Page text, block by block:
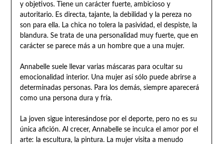
y objetivos. Tiene un carácter fuerte, ambicioso y
autoritario. Es directa, tajante, la debilidad y la pereza no
son para ella. La chica no tolera la pasividad, el despiste, la
blandura. Se trata de una personalidad muy fuerte, que en
carácter se parece más a un hombre que a una mujer.
Annabelle suele llevar varias máscaras para ocultar su
emocionalidad interior. Una mujer así sólo puede abrirse a
determinadas personas. Para los demás, siempre aparecerá
como una persona dura y fría.
La joven sigue interesándose por el deporte, pero no es su
única afición. Al crecer, Annabelle se inculca el amor por el
arte: la escultura, la pintura. La mujer visita a menudo